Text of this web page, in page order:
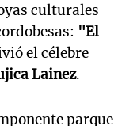
culturales
"El
el célebre
Lainez.
parque